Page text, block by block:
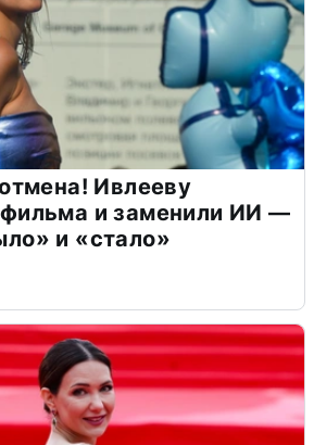
Ивлееву
и заменили ИИ —
и «стало»